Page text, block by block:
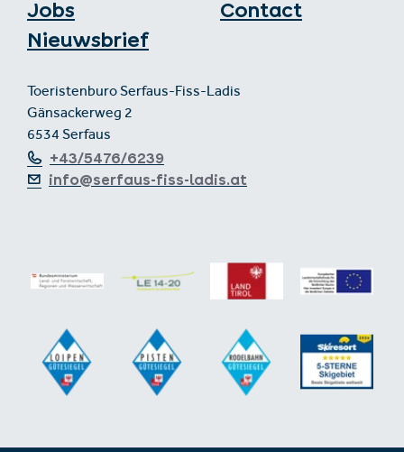
Jobs
Nieuwsbrief
Contact
Toeristenburo Serfaus-Fiss-Ladis
Gänsackerweg 2
6534 Serfaus
+43/5476/6239
info@serfaus-fiss-ladis.at